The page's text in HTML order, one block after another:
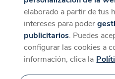
elaborado a partir de tus
intereses para poder
publicitarios. Puedes
configurar las cookies a
información, clica la